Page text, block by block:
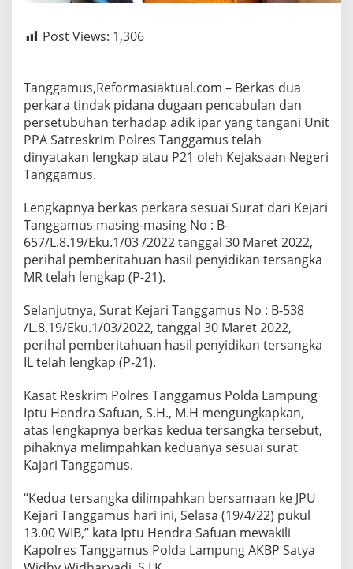
Post Views: 1,306
Tanggamus,Reformasiaktual.com – Berkas dua
perkara tindak pidana dugaan pencabulan dan
persetubuhan terhadap adik ipar yang tangani Unit
PPA Satreskrim Polres Tanggamus telah
dinyatakan lengkap atau P21 oleh Kejaksaan Negeri
Tanggamus.
Lengkapnya berkas perkara sesuai Surat dari Kejari
Tanggamus masing-masing No : B-
657/L.8.19/Eku.1/03 /2022 tanggal 30 Maret 2022,
perihal pemberitahuan hasil penyidikan tersangka
MR telah lengkap (P-21).
Selanjutnya, Surat Kejari Tanggamus No : B-538
/L.8.19/Eku.1/03/2022, tanggal 30 Maret 2022,
perihal pemberitahuan hasil penyidikan tersangka
IL telah lengkap (P-21).
Kasat Reskrim Polres Tanggamus Polda Lampung
Iptu Hendra Safuan, S.H., M.H mengungkapkan,
atas lengkapnya berkas kedua tersangka tersebut,
pihaknya melimpahkan keduanya sesuai surat
Kajari Tanggamus.
“Kedua tersangka dilimpahkan bersamaan ke JPU
Kejari Tanggamus hari ini, Selasa (19/4/22) pukul
13.00 WIB,” kata Iptu Hendra Safuan mewakili
Kapolres Tanggamus Polda Lampung AKBP Satya